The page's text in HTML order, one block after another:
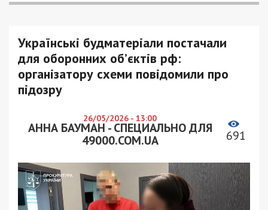
Українські будматеріали постачали
для оборонних об’єктів рф:
організатору схеми повідомили про
підозру
26/05/2026 - 13:00
АННА БАУМАН - СПЕЦИАЛЬНО ДЛЯ
49000.COM.UA
691